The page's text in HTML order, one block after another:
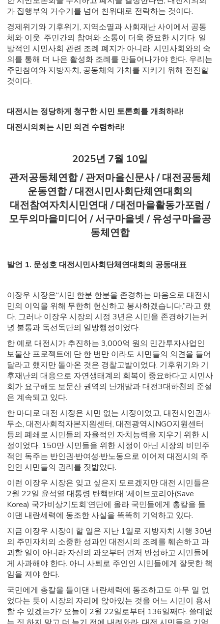
가 집행부의 거수기를 넘어 친위대로 전락하는 것이다.
경제위기와 기후위기, 지역소멸과 사회재난 사이에서 공동
체와 이웃, 주민간의 참여와 소통이 더욱 중요한 시기다. 일
방적인 시민사회 관련 조례 폐지가 아니라, 시민사회와의 숙
의를 통해 더 나은 활성화 조례를 만들어나가야 한다. 우리는
주민참여와 지방자치, 공동체의 가치를 지키기 위해 전진할
것이다.
대전시는 정당하게 청구한 시민 토론회를 개최하라!
대전시의회는 시민 의견 수렴하라!
2025년 7월 10일
관저공동체연합 / 관저마을신문사 / 대전공동체
운동연합 / 대전시민사회단체연대회의
대전참여자치시민연대 / 대전마을활동가포럼 /
모두의마을미디어 / 서구마을넷 / 유성구마을공
동체연합
발언 1. 문성호 대전시민사회단체연대회의 공동대표
이장우 시장은“시민 한분 한분을 존경하는 마음으로 대전시
민의 이익을 위해 무한히 헌신하고 봉사하겠습니다.”라고 했
다. 그러나 이장우 시장의 시정 3년은 시민을 존경하기는커
녕 불통과 독선독단의 일방행정이었다.
한 예로 대전시가 추진하는 3,000억 원의 민간투자사업인
보물산 프로젝트에 단 한 번만 이라도 시민들의 의견을 들어
달라고 했지만 돌아온 것은 경찰고발이었다. 기후위기와 기
후재난의 대응으로 자연생태계의 회복이 중요하다고 시민사
회가 요구해도 보문산 권역의 난개발과 대전3대하천의 준설
은 계속되고 있다.
한 마디로 대전 시정은 시민 없는 시정이었고, 대전시인권사
무소, 대전사회적자본지원센터, 대전광역시NGO지원센터
등의 폐쇄로 시민들의 자율적인 자치능력을 지우기 위한 시
정이었다. 150만 시민들을 위한 시정이 아닌 시장의 비민주
적인 독주는 반인권·반여성·반노동으로 이어져 대전시의 주
인인 시민들의 권리를 짓밟았다.
이런 이장우 시장은 잊고 싶은지 모르겠지만 대전 시민들은
2월 22일 윤석열 대통령 탄핵반대 ‘세이브코리아(Save
Korea) 국가비상기도회’연단에 올라 국민들에게 총칼을 들
이댄 내란세력에 동조한 사실을 똑똑히 기억하고 있다.
지금 이장우 시장이 할 일은 지난 1일로 지방자치 시행 30년
의 주민자치의 소중한 성과인 대전시의 조례를 훼손하고 파
괴할 일이 아니라 자신의 과오부터 먼저 반성하고 시민들에
게 사과해야 한다. 아니 사퇴로 주인인 시민들에게 잘못한 책
임을 져야 한다.
국민에게 총칼을 들이댄 내란세력에 동조하고도 아무 일 없
었다는 듯이 시장의 자리에 앉아있는 것을 어느 시민이 용서
할 수 있겠는가? 오늘이 2월 22일로부터 136일째다. 쓸데없